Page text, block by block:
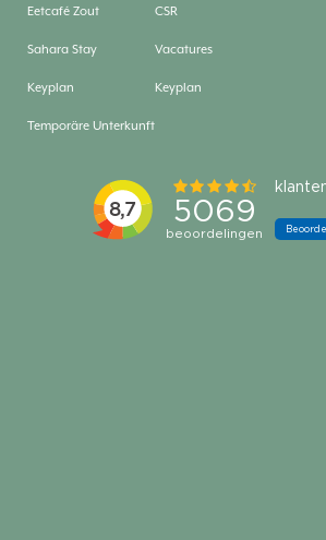
Eetcafé Zout
Sahara Stay
Keyplan
Temporäre Unterkunft
CSR
Vacatures
Keyplan